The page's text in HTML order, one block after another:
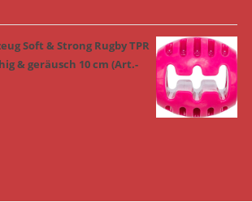
Soft & Strong Rugby TPR
& geräusch 10 cm (Art.-